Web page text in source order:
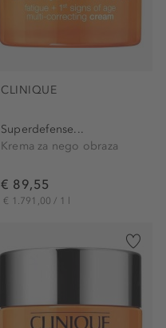
CLINIQUE
Superdefense...
Krema za nego obraza
€ 89,55
€ 1.791,00 / 1 l